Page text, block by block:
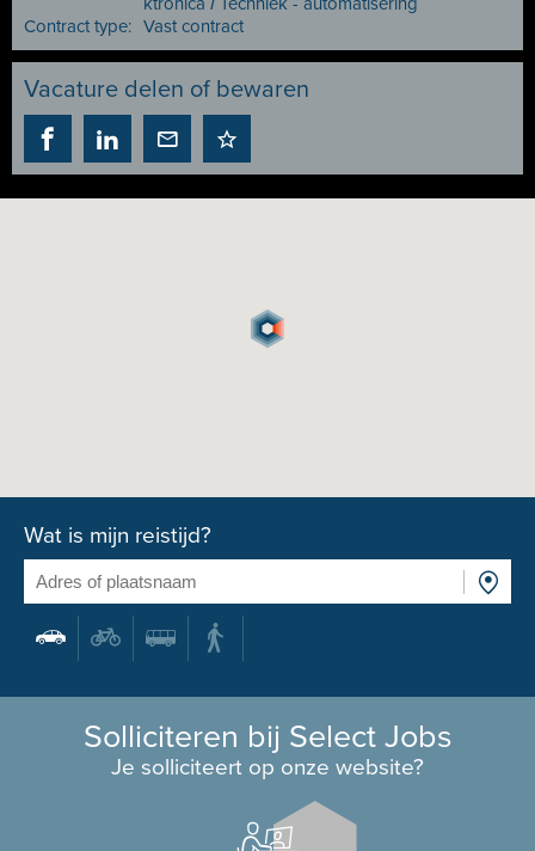
Contract type: Vast contract
Vacature delen of bewaren
Wat is mijn reistijd?
Solliciteren bij Select Jobs
Je solliciteert op onze website?